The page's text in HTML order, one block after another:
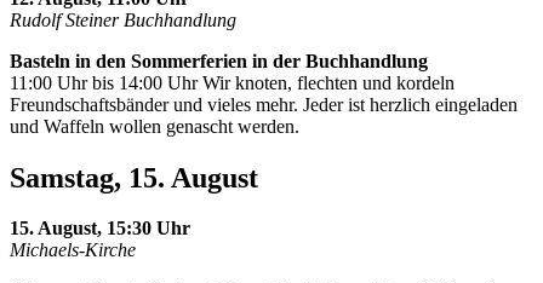
Rudolf Steiner Buchhandlung
Basteln in den Sommerferien in der Buchhandlung
11:00 Uhr bis 14:00 Uhr Wir knoten, flechten und kordeln
Freundschaftsbänder und vieles mehr. Jeder ist herzlich eingeladen
und Waffeln wollen genascht werden.
Samstag, 15. August
15. August, 15:30 Uhr
Michaels-Kirche